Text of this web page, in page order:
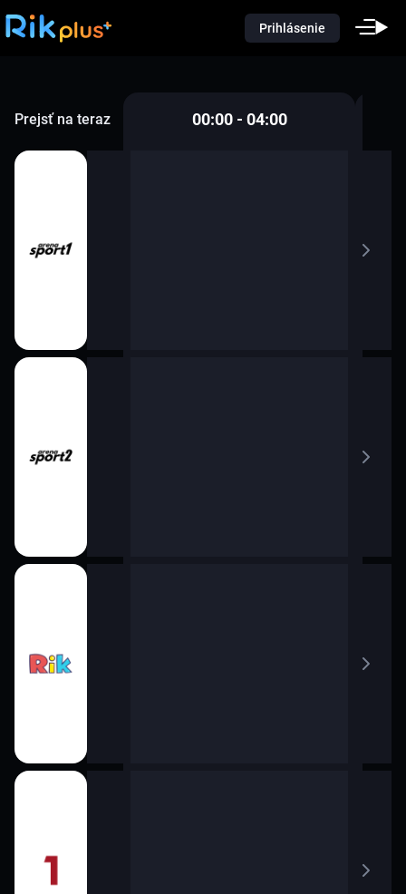
Prihlásenie
Prejsť na teraz 00:00 - 04:00